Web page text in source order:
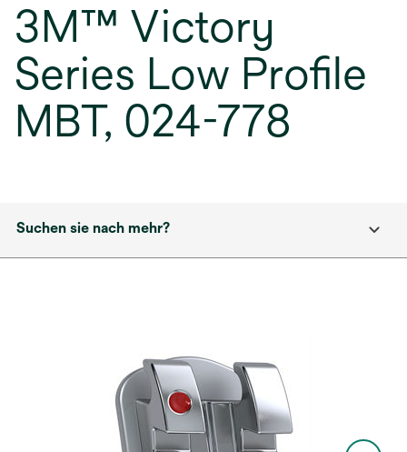
3M™ Victory
Series Low Profile
MBT, 024-778
Suchen sie nach mehr?